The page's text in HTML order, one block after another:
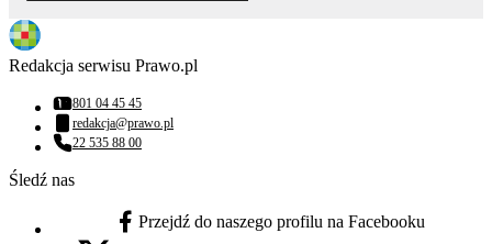
Redakcja serwisu Prawo.pl
Numer telefonu:
801 04 45 45
Adres email:
redakcja@prawo.pl
Numer telefonu:
22 535 88 00
Śledź nas
facebook - otwiera się w nowej karcie
Przejdź do naszego profilu na Facebooku